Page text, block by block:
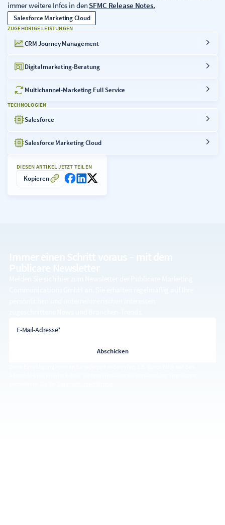
immer weitere Infos in den SFMC Release Notes.
DIESEN ARTIKEL JETZT TEILEN
Kopieren
ZUGEHÖRIGE LEISTUNGEN
CRM Journey Management
Digitalmarketing-Beratung
Multichannel-Marketing Full Service
TECHNOLOGIEN
Salesforce
Salesforce Marketing Cloud
Salesforce Marketing Cloud
E-Mail-Adresse*